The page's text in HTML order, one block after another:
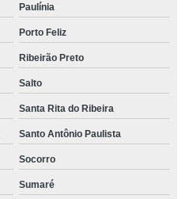
Paulínia
Porto Feliz
Ribeirão Preto
Salto
Santa Rita do Ribeira
Santo Antônio Paulista
Socorro
Sumaré